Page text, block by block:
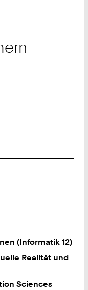
(Informatik 12)
Realität und
Sciences